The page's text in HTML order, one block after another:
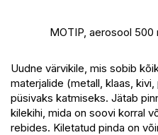
MOTIP, aerosool 500
Uudne värvikile, mis sobib
materjalide (metall, klaas,
püsivaks katmiseks. Jätab
kilekihi, mida on soovi korral
rebides. Kiletatud pinda on